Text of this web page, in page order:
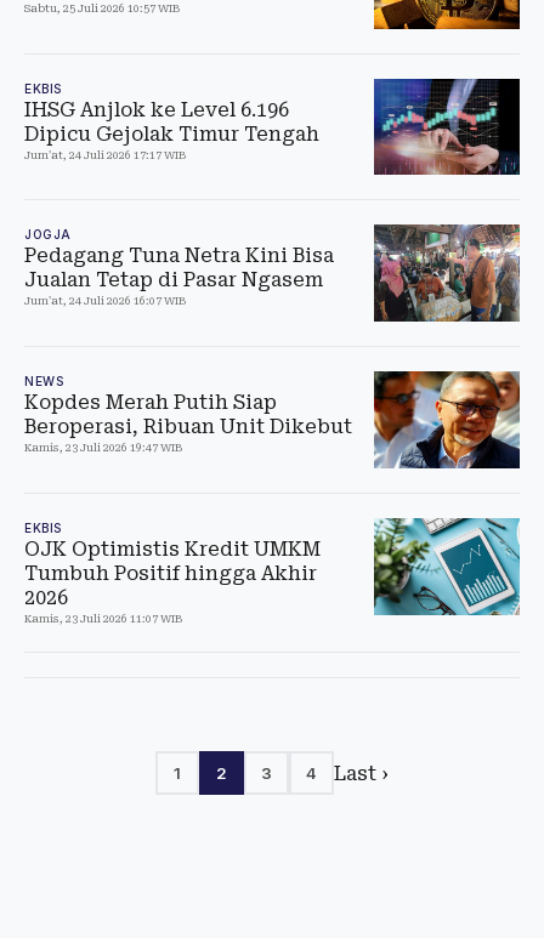
Sabtu, 25 Juli 2026 10:57 WIB
EKBIS
IHSG Anjlok ke Level 6.196
Dipicu Gejolak Timur Tengah
Jum'at, 24 Juli 2026 17:17 WIB
JOGJA
Pedagang Tuna Netra Kini Bisa
Jualan Tetap di Pasar Ngasem
Jum'at, 24 Juli 2026 16:07 WIB
NEWS
Kopdes Merah Putih Siap
Beroperasi, Ribuan Unit Dikebut
Kamis, 23 Juli 2026 19:47 WIB
EKBIS
OJK Optimistis Kredit UMKM
Tumbuh Positif hingga Akhir
2026
Kamis, 23 Juli 2026 11:07 WIB
1 2 3 4 Last ›